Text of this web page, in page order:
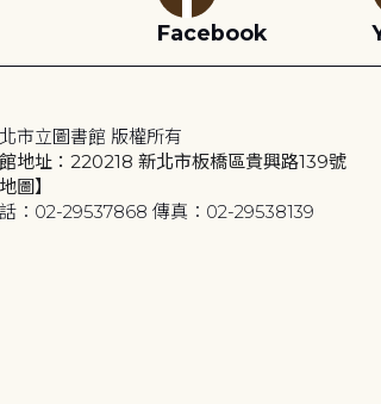
Facebook
市立圖書館 版權所有
地址：220218 新北市板橋區貴興路139號
地圖】
：02-29537868 傳真：02-29538139